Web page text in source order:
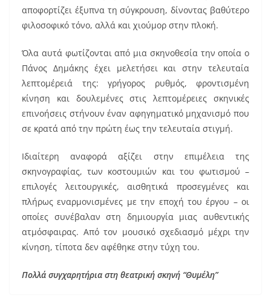
αποφορτίζει έξυπνα τη σύγκρουση, δίνοντας βαθύτερο
φιλοσοφικό τόνο, αλλά και χιούμορ στην πλοκή.
Όλα αυτά φωτίζονται από μια σκηνοθεσία την οποία ο
Πάνος Δημάκης έχει μελετήσει και στην τελευταία
λεπτομέρειά της: γρήγορος ρυθμός, φροντισμένη
κίνηση και δουλεμένες στις λεπτομέρειες σκηνικές
επινοήσεις στήνουν έναν αφηγηματικό μηχανισμό που
σε κρατά από την πρώτη έως την τελευταία στιγμή.
Ιδιαίτερη αναφορά αξίζει στην επιμέλεια της
σκηνογραφίας, των κοστουμιών και του φωτισμού –
επιλογές λειτουργικές, αισθητικά προσεγμένες και
πλήρως εναρμονισμένες με την εποχή του έργου – οι
οποίες συνέβαλαν στη δημιουργία μιας αυθεντικής
ατμόσφαιρας. Από τον μουσικό σχεδιασμό μέχρι την
κίνηση, τίποτα δεν αφέθηκε στην τύχη του.
Πολλά συγχαρητήρια στη θεατρική σκηνή “Θυμέλη”